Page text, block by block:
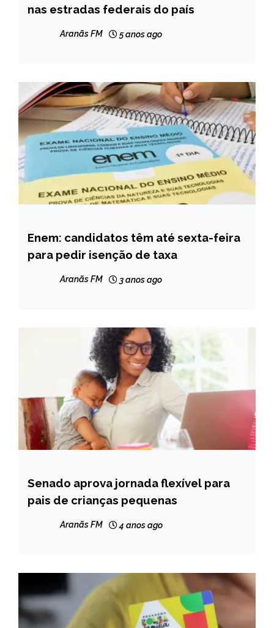
NOTÍCIAS
nas estradas federais do país
Aranãs FM 5 anos ago
BRASIL
NOTÍCIAS
Enem: candidatos têm até sexta-feira
para pedir isenção de taxa
Aranãs FM 3 anos ago
BRASIL
NOTÍCIAS
Senado aprova jornada flexível para
pais de crianças pequenas
Aranãs FM 4 anos ago